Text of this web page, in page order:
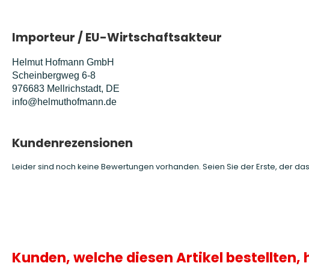
Importeur / EU-Wirtschaftsakteur
Helmut Hofmann GmbH
Scheinbergweg 6-8
976683 Mellrichstadt, DE
info@helmuthofmann.de
Kundenrezensionen
Leider sind noch keine Bewertungen vorhanden. Seien Sie der Erste, der
Kunden, welche diesen Artikel